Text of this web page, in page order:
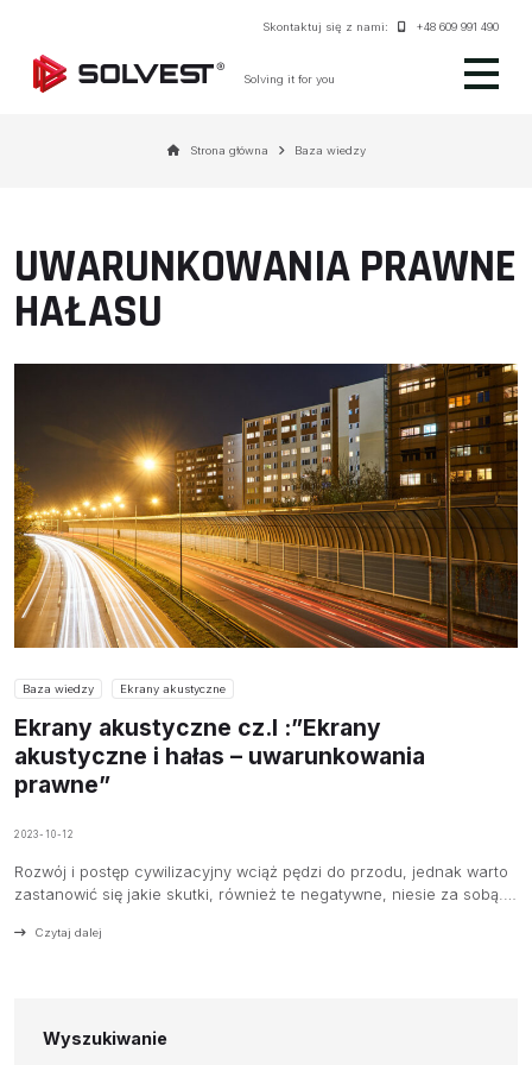
Skontaktuj się z nami: +48 609 991 490
Solving it for you
Strona główna Baza wiedzy
UWARUNKOWANIA PRAWNE
HAŁASU
Baza wiedzy Ekrany akustyczne
Ekrany akustyczne cz.I :”Ekrany
akustyczne i hałas – uwarunkowania
prawne”
2023-10-12
Rozwój i postęp cywilizacyjny wciąż pędzi do przodu, jednak warto
zastanowić się jakie skutki, również te negatywne, niesie za sobą.…
Czytaj dalej
Wyszukiwanie